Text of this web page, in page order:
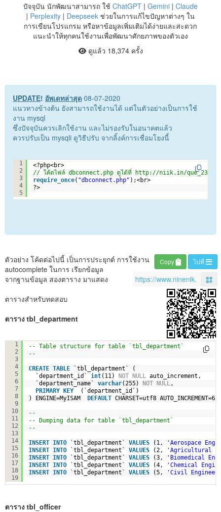
ปัจจุบัน นักพัฒนาสามารถ ใช้ ChatGPT| Gemini| Claude
| Perplexity| Deepseekช่วยในการแก้ไขปัญหาต่างๆ ใน
การเขียนโปรแกรม หรือหาข้อมูลเพิ่มเติมได้ง่ายและสะดวก
แนะนำให้ทุกคนใช้งานเพื่อพัฒนาศักยภาพของตัวเอง
ดูแล้ว 18,374 ครั้ง
UPDATE! อัพเดทล่าสุด 08-07-2020
แนวทางข้างต้น ยังสามารถใช้งานได้ แต่ในตัวอย่างเป็นการใช้
งาน mysql
ซึ่งปัจจุบันควรเลิกใช้งาน และไม่รองรับในอนาคตแล้ว
ควรปรับเป็น mysqli ดูวิธีปรับ จากลิ้งค์การเชื่อมโยงนี้
1
2
3
4
5
<?php<br>
// โค้ดไฟล์ dbconnect.php ดูได้ที่
http://niik.in/
require_once( "dbconnect.php" );<br>
?>
ไปที่
Copy
ตัวอย่าง โค้ดต่อไปนี้ เป็นการประยุกต์ การใช้งาน
autocomplete ในการ เรียกข้อมูล
จากฐานข้อมูล สองตาราง มาแสดง
ตารางสำหรับทดสอบ
ตาราง tbl_department
1
2
3
4
5
6
7
8
9
10
11
12
13
14
15
16
17
18
19
-- Table structure for table `tbl_department`
--
CREATE TABLE
`tbl_department` (
`department_id` int(11) NOT NULL
auto_increment,
`department_name` varchar(255) NOT NULL ,
PRIMARY KEY
(`department_id`)
) ENGINE=MyISAM DEFAULT CHARSET=utf8 AUTO_INCREMENT=6
--
-- Dumping data for table `tbl_department`
--
INSERT INTO `tbl_department` VALUES (1,
'Aerospace
INSERT INTO `tbl_department` VALUES (2,
'Agricultural
INSERT INTO `tbl_department` VALUES (3,
'Biomedical
INSERT INTO `tbl_department` VALUES (4,
'Chemical
INSERT INTO `tbl_department` VALUES (5, 'Civil
ตาราง tbl_officer